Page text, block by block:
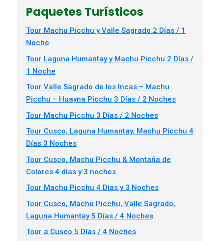
Paquetes Turísticos
Tour Machu Picchu y Valle Sagrado 2 Días / 1
Noche
Tour Laguna Humantay y Machu Picchu 2 Días /
1 Noche
Tour Valle Sagrado de los Incas – Machu
Picchu – Huayna Picchu 3 Días / 2 Noches
Tour Machu Picchu 3 Días / 2 Noches
Tour Cusco, Laguna Humantay, Machu Picchu 4
Días 3 Noches
Tour Cusco, Machu Picchu & Montaña de
Colores 4 días y 3 noches
Tour Machu Picchu 4 Días y 3 Noches
Tour Cusco, Machu Picchu, Valle Sagrado,
Laguna Humantay 5 Días / 4 Noches
Tour a Cusco 5 Días / 4 Noches